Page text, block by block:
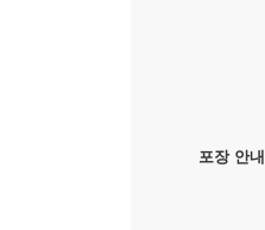
포장 안내